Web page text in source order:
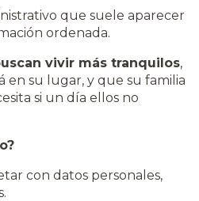
que suele aparecer
ordenada.
vivir más tranquilos,
en su lugar, y que su familia
si un día ellos no
con datos personales,